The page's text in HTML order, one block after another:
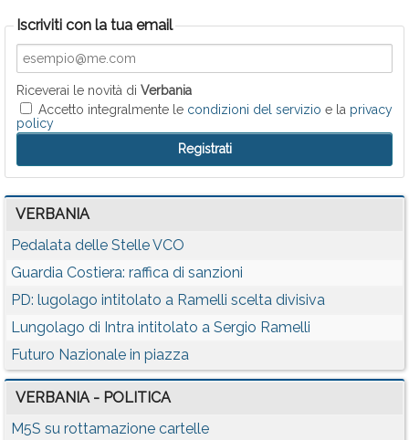
Iscriviti con la tua email
Riceverai le novità di Verbania
Accetto integralmente le condizioni del servizio e la privacy
policy
VERBANIA
Pedalata delle Stelle VCO
Guardia Costiera: raffica di sanzioni
PD: lugolago intitolato a Ramelli scelta divisiva
Lungolago di Intra intitolato a Sergio Ramelli
Futuro Nazionale in piazza
VERBANIA - POLITICA
M5S su rottamazione cartelle